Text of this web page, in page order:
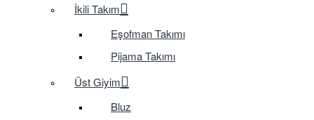
İkili Takım
Eşofman Takımı
Pijama Takımı
Üst Giyim
Bluz